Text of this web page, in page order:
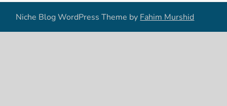
Niche Blog WordPress Theme byFahim Murshid